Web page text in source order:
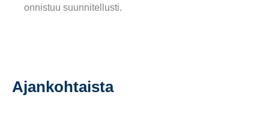
onnistuu suunnitellusti.
Ajankohtaista